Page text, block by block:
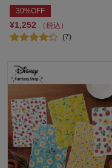
30%OFF
¥1,252
（税込）
(7)